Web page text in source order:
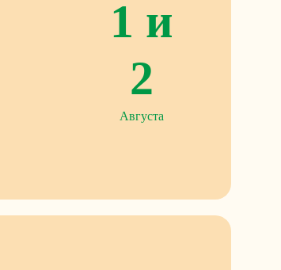
1 и
2
Августа